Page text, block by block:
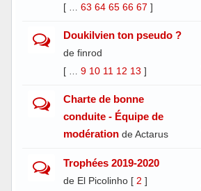
[
63 64 65 66 67 ]
Doukilvien ton pseudo ?
de finrod
[
9 10 11 12 13 ]
Charte de bonne
conduite - Équipe de
modération de Actarus
Trophées 2019-2020
de El Picolinho [ 2 ]